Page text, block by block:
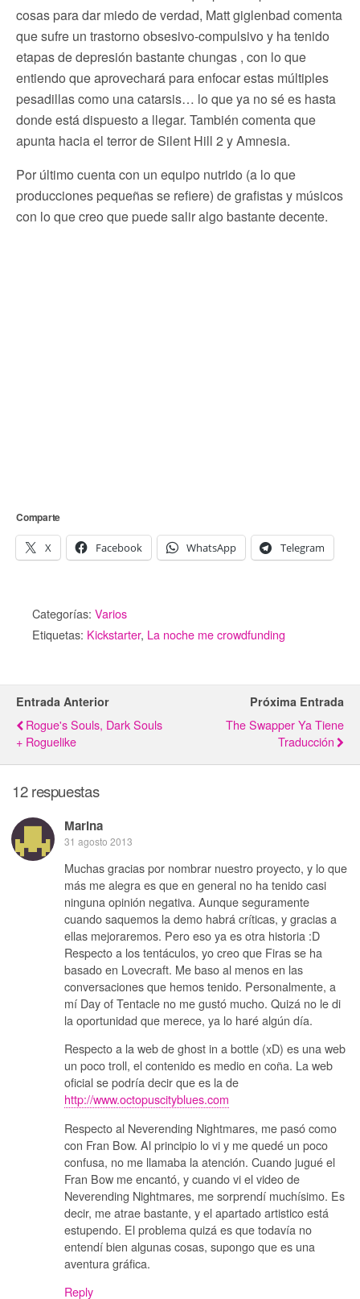
cosas para dar miedo de verdad, Matt giglenbad comenta
que sufre un trastorno obsesivo-compulsivo y ha tenido
etapas de depresión bastante chungas , con lo que
entiendo que aprovechará para enfocar estas múltiples
pesadillas como una catarsis… lo que ya no sé es hasta
donde está dispuesto a llegar. También comenta que
apunta hacia el terror de Silent Hill 2 y Amnesia.
Por último cuenta con un equipo nutrido (a lo que
producciones pequeñas se refiere) de grafistas y músicos
con lo que creo que puede salir algo bastante decente.
Comparte
X Facebook WhatsApp Telegram
Categorías: Varios
Etiquetas: Kickstarter, La noche me crowdfunding
Entrada Anterior
Rogue's Souls, Dark Souls
+ Roguelike
Próxima Entrada
The Swapper Ya Tiene
Traducción
12 respuestas
Marina
31 agosto 2013
Muchas gracias por nombrar nuestro proyecto, y lo que
más me alegra es que en general no ha tenido casi
ninguna opinión negativa. Aunque seguramente
cuando saquemos la demo habrá críticas, y gracias a
ellas mejoraremos. Pero eso ya es otra historia :D
Respecto a los tentáculos, yo creo que Firas se ha
basado en Lovecraft. Me baso al menos en las
conversaciones que hemos tenido. Personalmente, a
mí Day of Tentacle no me gustó mucho. Quizá no le di
la oportunidad que merece, ya lo haré algún día.
Respecto a la web de ghost in a bottle (xD) es una web
un poco troll, el contenido es medio en coña. La web
oficial se podría decir que es la de
http://www.octopuscityblues.com
Respecto al Neverending Nightmares, me pasó como
con Fran Bow. Al principio lo vi y me quedé un poco
confusa, no me llamaba la atención. Cuando jugué el
Fran Bow me encantó, y cuando vi el video de
Neverending Nightmares, me sorprendí muchísimo. Es
decir, me atrae bastante, y el apartado artistico está
estupendo. El problema quizá es que todavía no
entendí bien algunas cosas, supongo que es una
aventura gráfica.
Reply